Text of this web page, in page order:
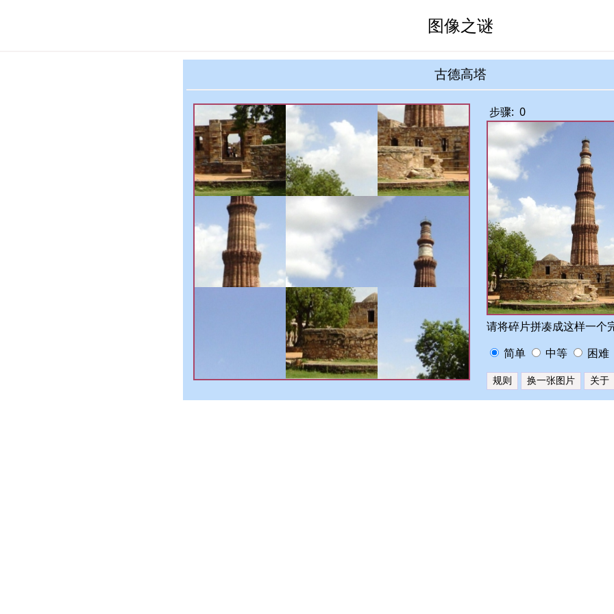
图像之谜
古德高塔
步骤: 0
请将碎片拼凑成这样一个
简单
中等 困难
规则 换一张图片 关于